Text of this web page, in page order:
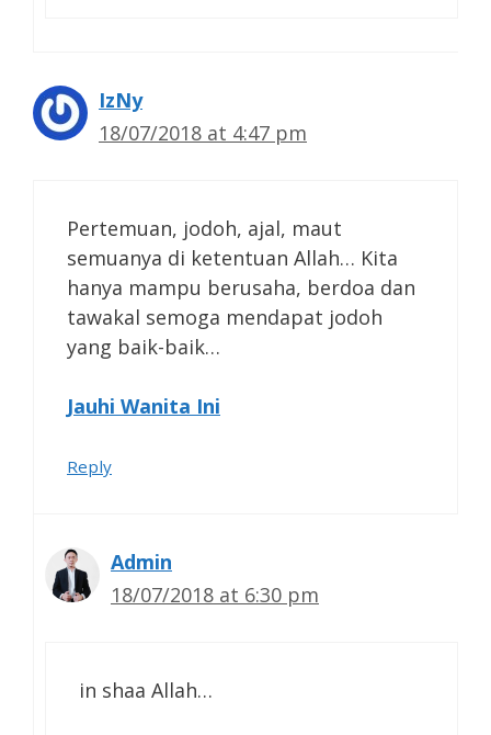
IzNy
18/07/2018 at 4:47 pm
Pertemuan, jodoh, ajal, maut
semuanya di ketentuan Allah… Kita
hanya mampu berusaha, berdoa dan
tawakal semoga mendapat jodoh
yang baik-baik…
Jauhi Wanita Ini
Reply
Admin
18/07/2018 at 6:30 pm
in shaa Allah…